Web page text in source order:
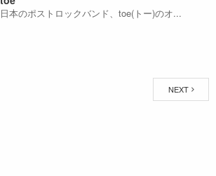
日本のポストロックバンド、toe(トー)のオ...
NEXT